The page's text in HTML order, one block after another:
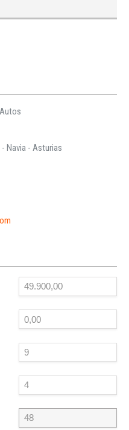
- Navia - Asturias